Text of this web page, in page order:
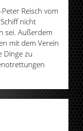
Peter Reisch vom
nicht
sei. Außerdem
mit dem Verein
Dinge zu